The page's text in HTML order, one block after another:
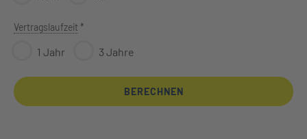
Vertragslaufzeit *
1 Jahr 3 Jahre
BERECHNEN